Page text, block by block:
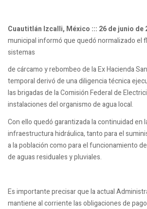
Cuautitlán Izcalli, México ::: 26 de junio de
municipal informó que quedó normalizado el
sistemas
de cárcamo y rebombeo de la Ex Hacienda
temporal derivó de una diligencia técnica
las brigadas de la Comisión Federal de
instalaciones del organismo de agua local.
Con ello quedó garantizada la continuidad en
infraestructura hidráulica, tanto para el
a la población como para el funcionamiento
de aguas residuales y pluviales.
Es importante precisar que la actual
mantiene al corriente las obligaciones de